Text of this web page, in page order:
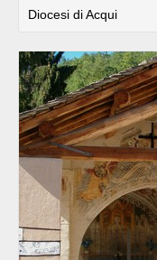
Diocesi di Acqui